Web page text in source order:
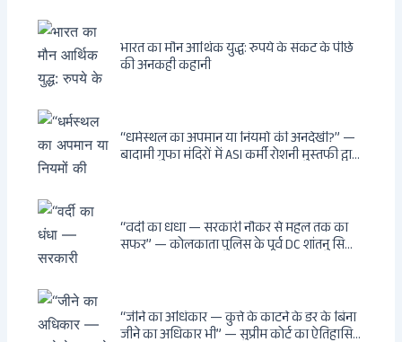
भारत का मौन आर्थिक युद्ध: रुपये के संकट के पीछे
की अनकही कहानी
“धर्मस्थल का अपमान या नियमों की अनदेखी?” —
बादामी गुफा मंदिरों में ASI कर्मी रोशनी मुस्तफी द्वारा
“वर्दी का धंधा — सरकारी नौकर से महल तक का
सफर” — कोलकाता पुलिस के पूर्व DC शांतनु सिन्हा
भूमिका — ED ने गिरफ्तार किया
“जीने का अधिकार — कुत्ते के काटने के डर के बिना
जीने का अधिकार भी” — सुप्रीम कोर्ट का ऐतिहासिक